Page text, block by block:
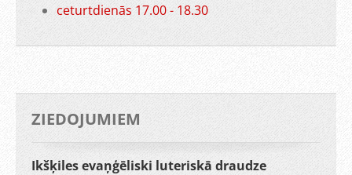
ceturtdienās 17.00 - 18.30
ZIEDOJUMIEM
Ikšķiles evaņģēliski luteriskā draudze